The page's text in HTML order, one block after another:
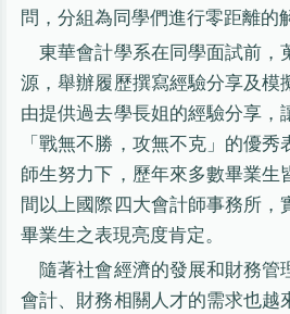
問，分組為同學們進行零距離的
東華會計學系在同學面試前，
源，舉辦履歷撰寫經驗分享及模
由提供過去學長姐的經驗分享，
「戰無不勝，攻無不克」的優
師生努力下，歷年來多數畢業生
間以上國際四大會計師事務所，
畢業生之表現亮度肯定。
隨著社會經濟的發展和財務管
會計、財務相關人才的需求也越